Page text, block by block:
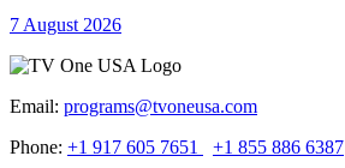
7 August 2026
Email: programs@tvoneusa.com
Phone: +1 917 605 7651 +1 855 886 6387